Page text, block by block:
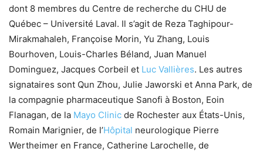
dont 8 membres du Centre de recherche du CHU de
Québec – Université Laval. Il s’agit de Reza Taghipour-
Mirakmahaleh, Françoise Morin, Yu Zhang, Louis
Bourhoven, Louis-Charles Béland, Juan Manuel
Dominguez, Jacques Corbeil et Luc Vallières. Les autres
signataires sont Qun Zhou, Julie Jaworski et Anna Park, de
la compagnie pharmaceutique Sanofi à Boston, Eoin
Flanagan, de la Mayo Clinic de Rochester aux États-Unis,
Romain Marignier, de l’Hôpital neurologique Pierre
Wertheimer en France, Catherine Larochelle, de